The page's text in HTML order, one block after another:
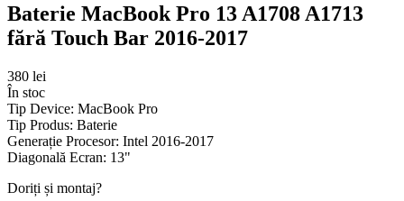
Baterie MacBook Pro 13 A1708 A1713
fără Touch Bar 2016-2017
380 lei
În stoc
Tip Device: MacBook Pro
Tip Produs: Baterie
Generație Procesor: Intel 2016-2017
Diagonală Ecran: 13"
Doriți și montaj?